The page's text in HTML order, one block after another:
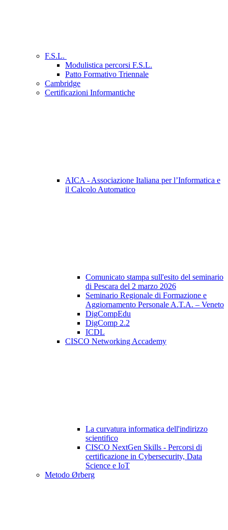
F.S.L.
Modulistica percorsi F.S.L.
Patto Formativo Triennale
Cambridge
Certificazioni Informantiche
AICA - Associazione Italiana per l’Informatica e
il Calcolo Automatico
Comunicato stampa sull'esito del seminario
di Pescara del 2 marzo 2026
Seminario Regionale di Formazione e
Aggiornamento Personale A.T.A. – Veneto
DigCompEdu
DigComp 2.2
ICDL
CISCO Networking Accademy
La curvatura informatica dell'indirizzo
scientifico
CISCO NextGen Skills - Percorsi di
certificazione in Cybersecurity, Data
Science e IoT
Metodo Ørberg